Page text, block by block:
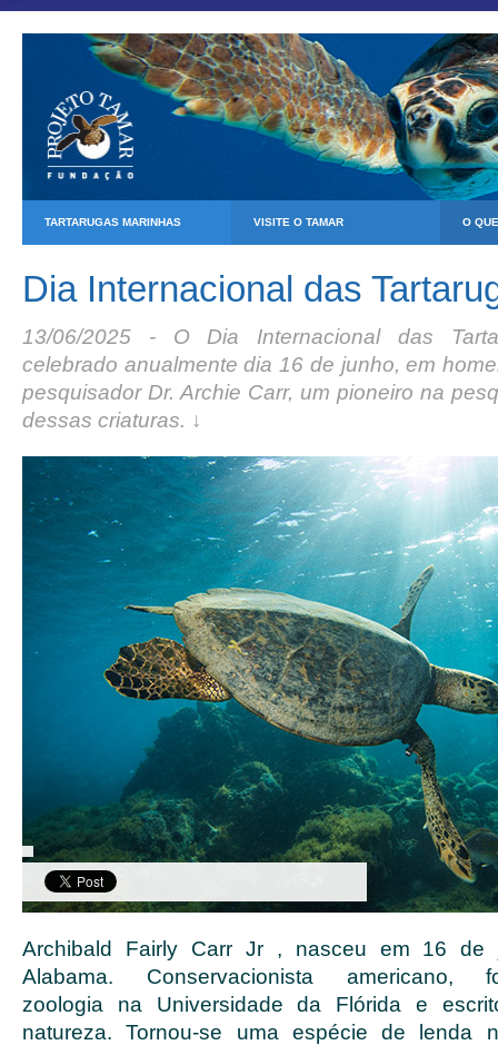
TARTARUGAS MARINHAS VISITE O TAMAR O
Dia Internacional das
13/06/2025 - O Dia Internacional das
celebrado anualmente dia 16 de junho, em
pesquisador Dr. Archie Carr, um pioneiro na
dessas criaturas. ↓
Archibald Fairly Carr Jr , nasceu em 16
Alabama. Conservacionista
zoologia na Universidade da Flórida e
natureza. Tornou-se uma espécie de lenda